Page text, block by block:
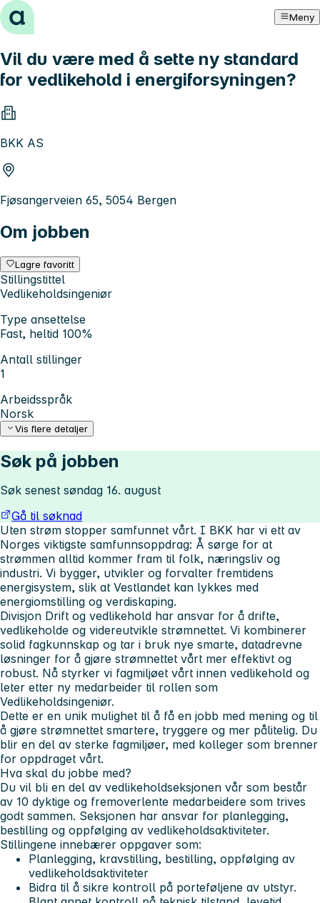
Hopp til innhold Meny
Vil du være med å sette ny standard
for vedlikehold i energiforsyningen?
BKK AS
Fjøsangerveien 65, 5054 Bergen
Om jobben
Lagre favoritt
Stillingstittel
Vedlikeholdsingeniør
Type ansettelse
Fast, heltid 100%
Antall stillinger
1
Arbeidsspråk
Norsk
Vis flere detaljer
Søk på jobben
Søk senest søndag 16. august
Gå til søknad
Uten strøm stopper samfunnet vårt. I BKK har vi ett av
Norges viktigste samfunnsoppdrag: Å sørge for at
strømmen alltid kommer fram til folk, næringsliv og
industri. Vi bygger, utvikler og forvalter fremtidens
energisystem, slik at Vestlandet kan lykkes med
energiomstilling og verdiskaping.
Divisjon Drift og vedlikehold har ansvar for å drifte,
vedlikeholde og videreutvikle strømnettet. Vi kombinerer
solid fagkunnskap og tar i bruk nye smarte, datadrevne
løsninger for å gjøre strømnettet vårt mer effektivt og
robust. Nå styrker vi fagmiljøet vårt innen vedlikehold og
leter etter ny medarbeider til rollen som
Vedlikeholdsingeniør.
Dette er en unik mulighet til å få en jobb med mening og til
å gjøre strømnettet smartere, tryggere og mer pålitelig. Du
blir en del av sterke fagmiljøer, med kolleger som brenner
for oppdraget vårt.
Hva skal du jobbe med?
Du vil bli en del av vedlikeholdseksjonen vår som består
av 10 dyktige og fremoverlente medarbeidere som trives
godt sammen. Seksjonen har ansvar for planlegging,
bestilling og oppfølging av vedlikeholdsaktiviteter.
Stillingene innebærer oppgaver som:
Planlegging, kravstilling, bestilling, oppfølging av
vedlikeholdsaktiviteter
Bidra til å sikre kontroll på porteføljene av utstyr.